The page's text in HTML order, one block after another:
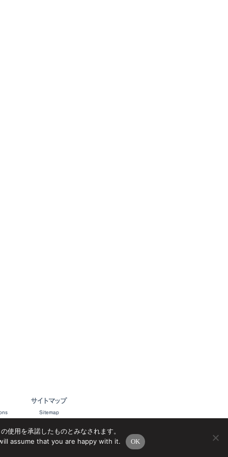
用を承諾したものとみなされます。
assume that you are happy with it.
OK
サイトマップ
Sitemap